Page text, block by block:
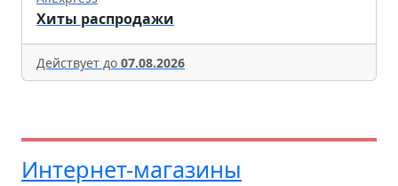
Хиты распродажи
Действует до 07.08.2026
Интернет-магазины